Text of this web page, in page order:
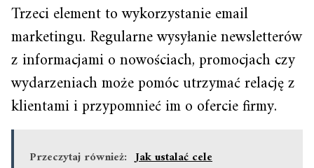
Trzeci element to wykorzystanie email
marketingu. Regularne wysyłanie newsletterów
z informacjami o nowościach, promocjach czy
wydarzeniach może pomóc utrzymać relację z
klientami i przypomnieć im o ofercie firmy.
Przeczytaj również: Jak ustalać cele